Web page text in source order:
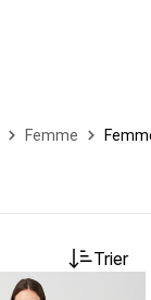
Femme
Trier